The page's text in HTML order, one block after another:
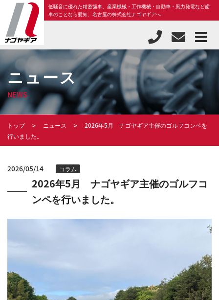
低騒音に優れた精密歯車。産業機械・工作機械・自動車・風力発電など歯
車のことなら愛知、名古屋の株式会社ナゴヤギアへ
ニュース
NEWS
トップ ニュース
2026年5月 ナゴヤギア主催のゴルフコンペを
行いました。
2026/05/14 コラム
2026年5月 ナゴヤギア主催のゴルフコ
ンペを行いました。